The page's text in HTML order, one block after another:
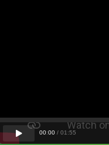
00:00 / 01 :55